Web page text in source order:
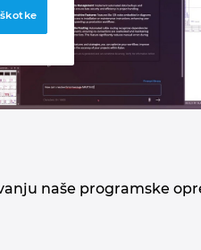
naše programske